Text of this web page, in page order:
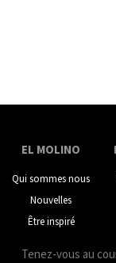
EL MOLINO
Qui sommes nous
Nouvelles
Être inspiré
Tenez-vous au